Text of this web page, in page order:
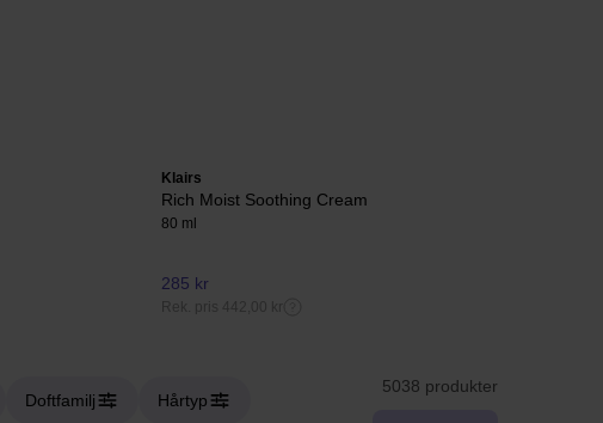
Klairs
Rich Moist Soothing Cream
80 ml
285 kr
Rek. pris 442,00 kr
Doftfamilj Hårtyp
5038 produkter